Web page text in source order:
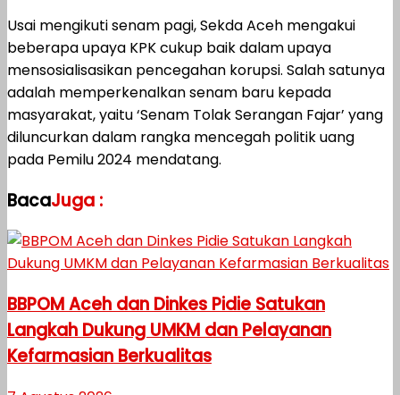
Usai mengikuti senam pagi, Sekda Aceh mengakui
beberapa upaya KPK cukup baik dalam upaya
mensosialisasikan pencegahan korupsi. Salah satunya
adalah memperkenalkan senam baru kepada
masyarakat, yaitu ‘Senam Tolak Serangan Fajar’ yang
diluncurkan dalam rangka mencegah politik uang
pada Pemilu 2024 mendatang.
BacaJuga :
BBPOM Aceh dan Dinkes Pidie Satukan
Langkah Dukung UMKM dan Pelayanan
Kefarmasian Berkualitas